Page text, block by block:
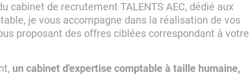
cabinet de recrutement TALENTS AEC, dédié aux
je vous accompagne dans la réalisation de vos
proposant des offres ciblées correspondant à votre
un cabinet d'expertise comptable à taille humaine,